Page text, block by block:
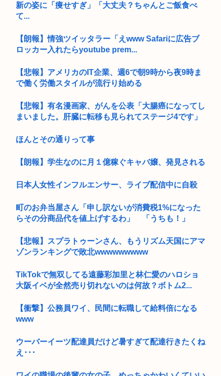
新の姿に「痩せすぎ」「大丈夫？ちゃんとご飯食べ
て...
【朗報】情強ツイッタラー「えwww Safariに広告ブ
ロッカー入れたらyoutube prem...
【悲報】アメリカのIT企業、週6で朝9時から夜9時ま
で働く労働スタイルが流行り始める
【悲報】有名漫画家、がんを公表「大腸癌になってし
まいました。肝臓に転移も見られてステージ4です」
ほんとその通りって事
【朗報】学生なのに月１億稼ぐキャバ嬢、発見される
日本人女性インフルエンサー、ライブ配信中に自殺
町のお弁当屋さん「申し訳ないが消費税1%になった
らその分商品代を値上げするわ」 「うちも！」
【悲報】スプラトゥーンさん、もうリズム天国にアマ
ゾンランキングで敗北wwwwwwwww
TikTokで無双してる遠藤彩加里と林仁愛のハロショ
大阪イベが全然売り切れないのは何故？ボトム2...
【衝撃】公務員ワイ、民間に転職して給料倍になる
www
ウーバーイーツ配達員だけど暑すぎて配達行きたくね
え･･･